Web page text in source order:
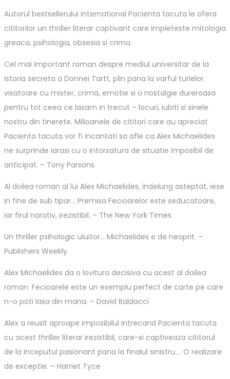
Autorul bestsellerului international Pacienta tacuta le ofera
cititorilor un thriller literar captivant care impleteste mitologia
greaca, psihologia, obsesia si crima.
Cel mai important roman despre mediul universitar de la
Istoria secreta a Donnei Tartt, plin pana la varful turlelor
visatoare cu mister, crima, emotie si o nostalgie dureroasa
pentru tot ceea ce lasam in trecut – locuri, iubiti si sinele
nostru din tinerete. Milioanele de cititori care au apreciat
Pacienta tacuta vor fi incantati sa afle ca Alex Michaelides
ne surprinde iarasi cu o intorsatura de situatie imposibil de
anticipat. – Tony Parsons
Al doilea roman al lui Alex Michaelides, indelung asteptat, iese
in fine de sub tipar… Premisa Fecioarelor este seducatoare,
iar firul narativ, irezistibil. – The New York Times
Un thriller psihologic uluitor… Michaelides e de neoprit. –
Publishers Weekly
Alex Michaelides da o lovitura decisiva cu acest al doilea
roman. Fecioarele este un exemplu perfect de carte pe care
n-o poti lasa din mana. – David Baldacci
Alex a reusit aproape imposibilul intrecand Pacienta tacuta
cu acest thriller literar irezistibil, care-si captiveaza cititorul
de la inceputul pasionant pana la finalul sinistru…. O realizare
de exceptie. – Harriet Tyce